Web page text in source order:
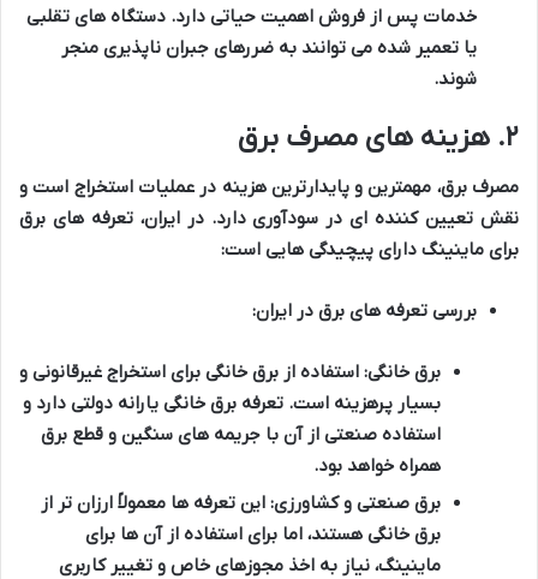
خدمات پس از فروش اهمیت حیاتی دارد. دستگاه های تقلبی
یا تعمیر شده می توانند به ضررهای جبران ناپذیری منجر
شوند.
۲. هزینه های مصرف برق
مصرف برق، مهمترین و پایدارترین هزینه در عملیات استخراج است و
نقش تعیین کننده ای در سودآوری دارد. در ایران، تعرفه های برق
برای ماینینگ دارای پیچیدگی هایی است:
بررسی تعرفه های برق در ایران:
برق خانگی: استفاده از برق خانگی برای استخراج غیرقانونی و
بسیار پرهزینه است. تعرفه برق خانگی یارانه دولتی دارد و
استفاده صنعتی از آن با جریمه های سنگین و قطع برق
همراه خواهد بود.
برق صنعتی و کشاورزی: این تعرفه ها معمولاً ارزان تر از
برق خانگی هستند، اما برای استفاده از آن ها برای
ماینینگ، نیاز به اخذ مجوزهای خاص و تغییر کاربری